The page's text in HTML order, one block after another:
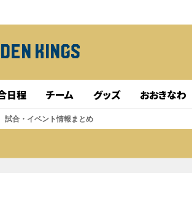
KINGS
日程 チーム グッズ おおきなわ
合・イベント情報まとめ